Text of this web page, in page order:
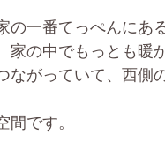
ヨガスピリット セ
の一番てっぺんにあ
家の中でもっとも暖
ながっていて、西側
間です。